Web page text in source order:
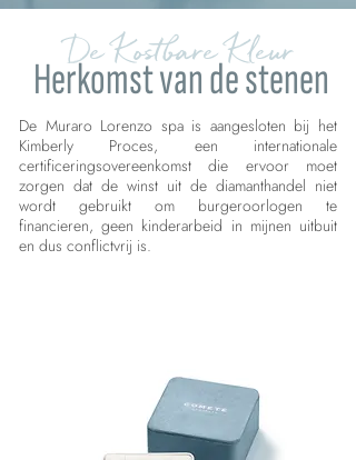
De Kostbare Kleur
Herkomst van de stenen
De Muraro Lorenzo spa is aangesloten bij het
Kimberly Proces, een internationale
certificeringsovereenkomst die ervoor moet
zorgen dat de winst uit de diamanthandel niet
wordt gebruikt om burgeroorlogen te
financieren, geen kinderarbeid in mijnen uitbuit
en dus conflictvrij is.